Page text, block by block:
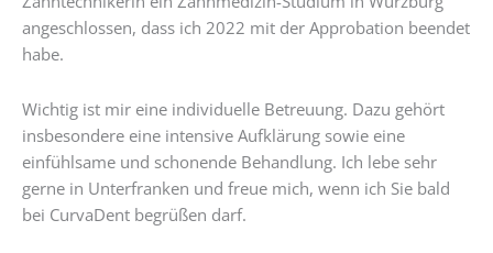
angeschlossen, dass ich 2022 mit der Approbation beendet
habe.
Wichtig ist mir eine individuelle Betreuung. Dazu gehört
insbesondere eine intensive Aufklärung sowie eine
einfühlsame und schonende Behandlung. Ich lebe sehr
gerne in Unterfranken und freue mich, wenn ich Sie bald
bei CurvaDent begrüßen darf.